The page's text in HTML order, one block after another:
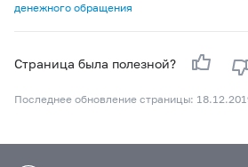
денежного обращения
Страница была полезной?
Последнее обновление страницы: